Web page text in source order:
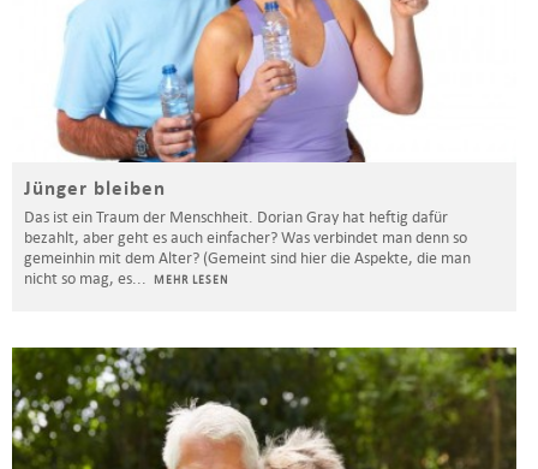
Jünger bleiben
Das ist ein Traum der Menschheit. Dorian Gray hat heftig dafür
bezahlt, aber geht es auch einfacher? Was verbindet man denn so
gemeinhin mit dem Alter? (Gemeint sind hier die Aspekte, die man
nicht so mag, es... MEHR LESEN